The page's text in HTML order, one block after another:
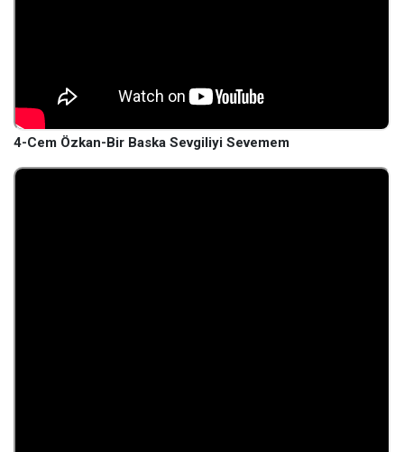
4-Cem Özkan-Bir Baska Sevgiliyi Sevemem